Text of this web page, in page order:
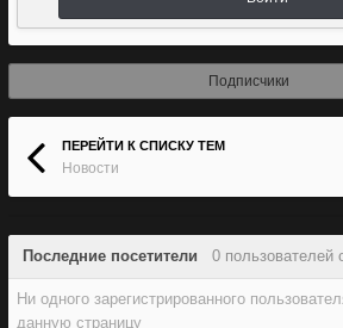
Подписчики
ПЕРЕЙТИ К СПИСКУ ТЕМ
Новости
Последние посетители 0 пользователей
Ни одного зарегистрированного
данную страницу